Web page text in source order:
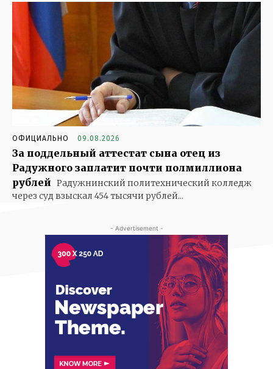
ОФИЦИАЛЬНО 09.08.2026
За поддельный аттестат сына отец из
Радужного заплатит почти полмиллиона
рублей Радужнинский политехнический колледж
через суд взыскал 454 тысячи рублей...
- Advertisement -